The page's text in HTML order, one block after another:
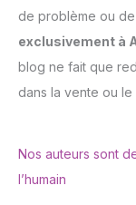
de problème ou
exclusivement à
blog ne fait que
dans la vente ou
Nos auteurs sont
l’humain